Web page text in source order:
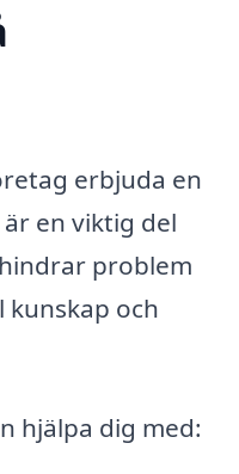
erbjuda en
en viktig del
problem
och
hjälpa dig med: